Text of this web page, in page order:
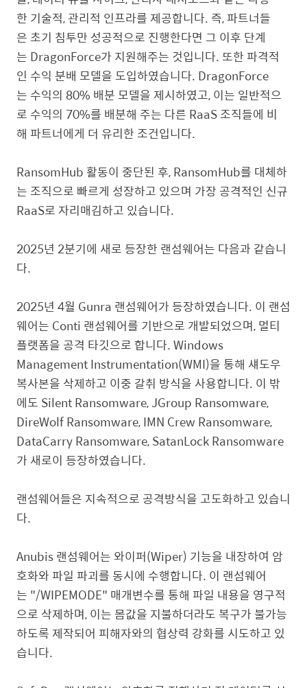
한 기술적, 관리적 인프라를 제공합니다. 즉, 파트너들
은 초기 침투만 성공적으로 진행한다면 그 이후 단계
는 DragonForce가 지원해주는 것입니다. 또한 파격적
인 수익 분배 모델을 도입하였습니다. DragonForce
는 수익의 80% 배분 모델을 제시하였고, 이는 일반적으
로 수익의 70%를 배분해 주는 다른 RaaS 조직들에 비
해 파트너에게 더 유리한 조건입니다.
RansomHub 활동이 중단된 후, RansomHub를 대체하
는 조직으로 빠르게 성장하고 있으며 가장 공격적인 신규
RaaS로 자리매김하고 있습니다.
2025년 2분기에 새로 등장한 랜섬웨어는 다음과 같습니
다.
2025년 4월 Gunra 랜섬웨어가 등장하였습니다. 이 랜섬
웨어는 Conti 랜섬웨어를 기반으로 개발되었으며, 멀티
플랫폼을 공격 타깃으로 합니다. Windows
Management Instrumentation(WMI)을 통해 섀도우
복사본을 삭제하고 이중 갈취 방식을 사용합니다. 이 밖
에도 Silent Ransomware, JGroup Ransomware,
DireWolf Ransomware, IMN Crew Ransomware,
DataCarry Ransomware, SatanLock Ransomware
가 새로이 등장하였습니다.
랜섬웨어들은 지속적으로 공격방식을 고도화하고 있습니
다.
Anubis 랜섬웨어는 와이퍼(Wiper) 기능을 내장하여 암
호화와 파일 파괴를 동시에 수행합니다. 이 랜섬웨어
는 "/WIPEMODE" 매개변수를 통해 파일 내용을 영구적
으로 삭제하며, 이는 몸값을 지불하더라도 복구가 불가능
하도록 제작되어 피해자와의 협상력 강화를 시도하고 있
습니다.